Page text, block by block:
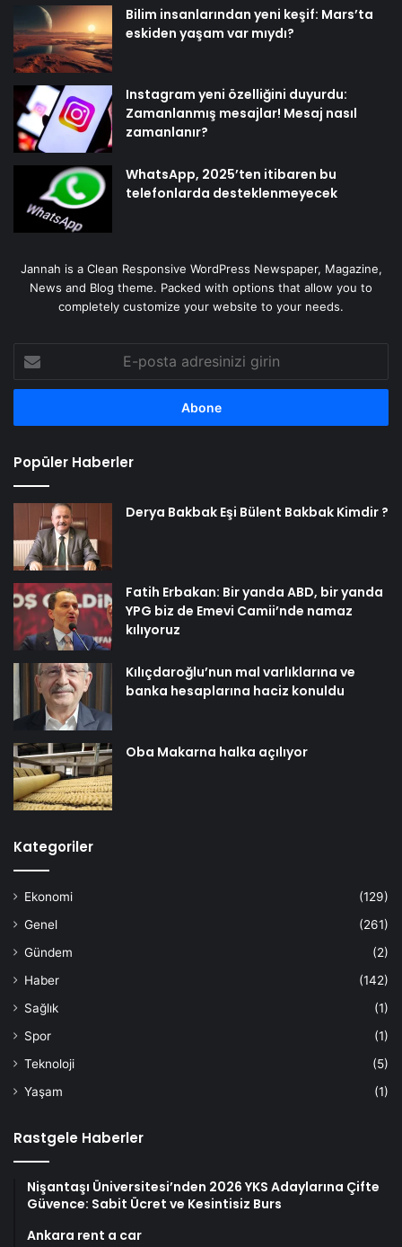
Bilim insanlarından yeni keşif: Mars’ta
eskiden yaşam var mıydı?
Instagram yeni özelliğini duyurdu:
Zamanlanmış mesajlar! Mesaj nasıl
zamanlanır?
WhatsApp, 2025’ten itibaren bu
telefonlarda desteklenmeyecek
Jannah is a Clean Responsive WordPress Newspaper, Magazine,
News and Blog theme. Packed with options that allow you to
completely customize your website to your needs.
posta
adresinizi
Popüler Haberler
Derya Bakbak Eşi Bülent Bakbak Kimdir ?
Fatih Erbakan: Bir yanda ABD, bir yanda
YPG biz de Emevi Camii’nde namaz
kılıyoruz
Kılıçdaroğlu’nun mal varlıklarına ve
banka hesaplarına haciz konuldu
Oba Makarna halka açılıyor
Kategoriler
Ekonomi
(129)
Genel
(261)
Gündem
(2)
Haber
(142)
Sağlık
(1)
Spor
(1)
Teknoloji
(5)
Yaşam
(1)
Rastgele Haberler
Nişantaşı Üniversitesi’nden 2026 YKS Adaylarına Çifte
Güvence: Sabit Ücret ve Kesintisiz Burs
Ankara rent a car